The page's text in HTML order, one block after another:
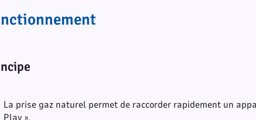
La prise gaz naturel permet de raccorder rapidement un